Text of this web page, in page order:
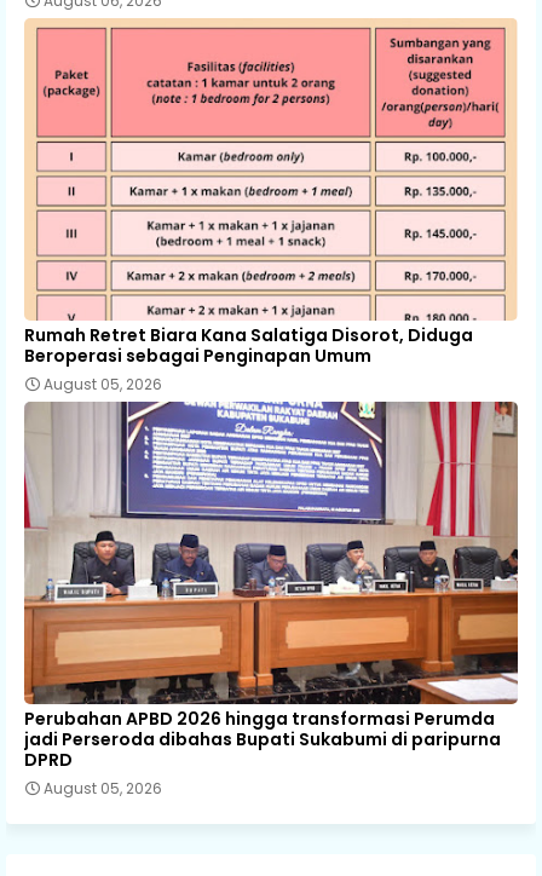
Rumah Retret Biara Kana Salatiga Disorot, Diduga
Beroperasi sebagai Penginapan Umum
August 05, 2026
Perubahan APBD 2026 hingga transformasi Perumda
jadi Perseroda dibahas Bupati Sukabumi di paripurna
DPRD
August 05, 2026